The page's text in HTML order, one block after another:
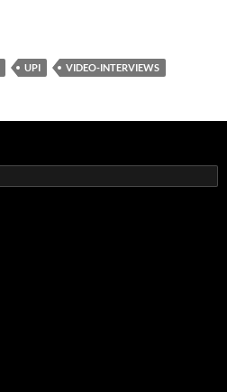
UPI VIDEO-INTERVIEWS